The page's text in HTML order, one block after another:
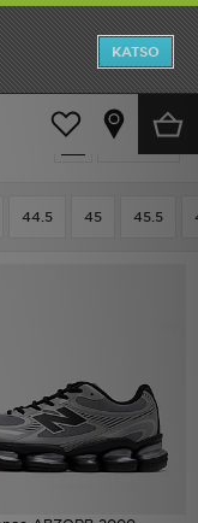
KATSO
Suodata
44.5 45 45.5